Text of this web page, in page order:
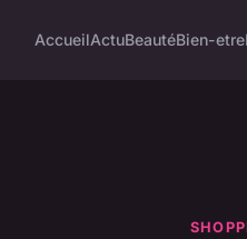
AccueilActuBeautéBien-etre